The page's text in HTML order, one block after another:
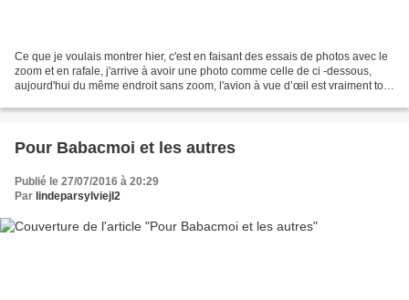
Ce que je voulais montrer hier, c'est en faisant des essais de photos avec le
zoom et en rafale, j'arrive à avoir une photo comme celle de ci -dessous,
aujourd'hui du même endroit sans zoom, l'avion à vue d’œil est vraiment tout
Pour Babacmoi et les autres
Publié le 27/07/2016 à 20:29
Par lindeparsylviejl2